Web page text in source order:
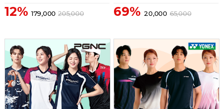
12% 179,000 205,000 69% 20,000 65,000